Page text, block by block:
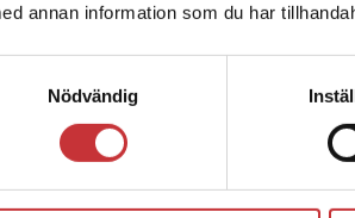
annan information som du har
Nödvändig
Kvantitativ metod
Berggren, C -